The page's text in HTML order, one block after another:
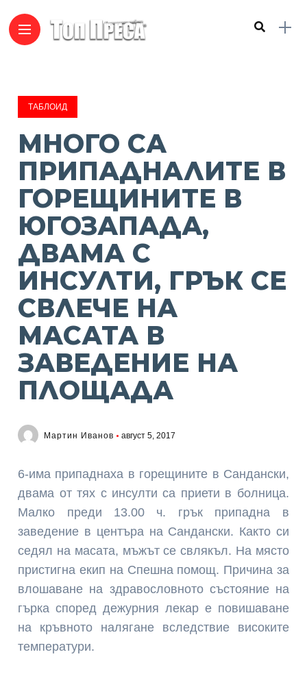
ТАБЛОИД
МНОГО СА
ПРИПАДНАЛИТЕ В
ГОРЕЩИНИТЕ В
ЮГОЗАПАДА,
ДВАМА С
ИНСУЛТИ, ГРЪК СЕ
СВЛЕЧЕ НА
МАСАТА В
ЗАВЕДЕНИЕ НА
ПЛОЩАДА
Мартин Иванов август 5, 2017
6-има припаднаха в горещините в Сандански,
двама от тях с инсулти са приети в болница.
Малко преди 13.00 ч. грък припадна в
заведение в центъра на Сандански. Както си
седял на масата, мъжът се свлякъл. На място
пристигна екип на Спешна помощ. Причина за
влошаване на здравословното състояние на
гърка според дежурния лекар е повишаване
на кръвното налягане вследствие високите
температури.